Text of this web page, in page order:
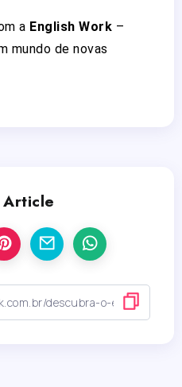
a English Work –
mundo de novas
Article